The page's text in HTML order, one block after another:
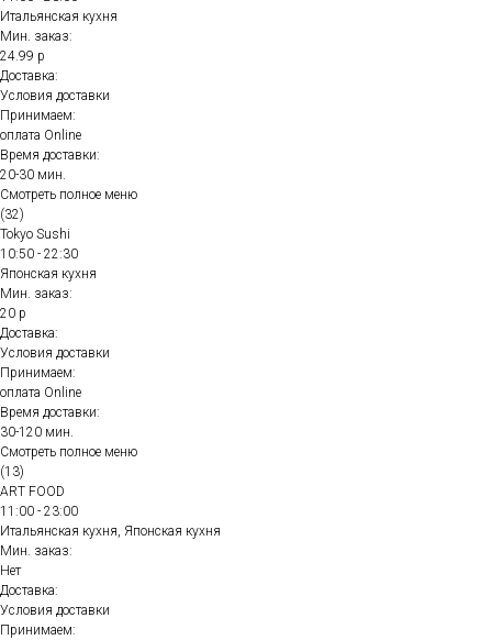
Итальянская кухня
Мин. заказ:
24.99 р
Доставка:
Условия доставки
Принимаем:
оплата Online
Время доставки:
20-30 мин.
Смотреть полное меню
(32)
Tokyo Sushi
10:50 - 22:30
Японская кухня
Мин. заказ:
20 р
Доставка:
Условия доставки
Принимаем:
оплата Online
Время доставки:
30-120 мин.
Смотреть полное меню
(13)
ART FOOD
11:00 - 23:00
Итальянская кухня, Японская кухня
Мин. заказ:
Нет
Доставка:
Условия доставки
Принимаем: